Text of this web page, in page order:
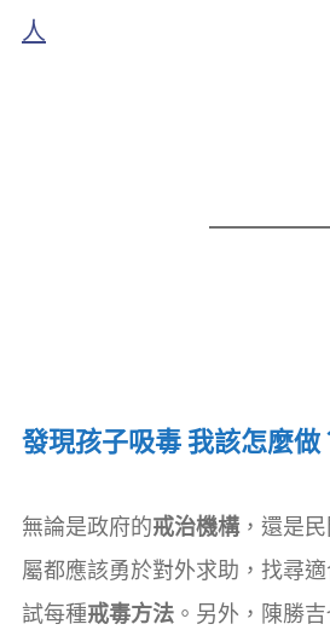
人
發現孩子吸毒 我該怎麼做
無論是政府的戒治機構，還是
屬都應該勇於對外求助，找尋
試每種戒毒方法 。另外，陳勝